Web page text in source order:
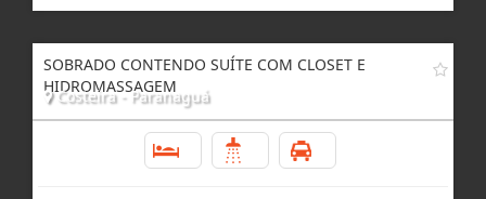
SOBRADO CONTENDO SUÍTE COM CLOSET E
HIDROMASSAGEM
Costeira - Paranaguá